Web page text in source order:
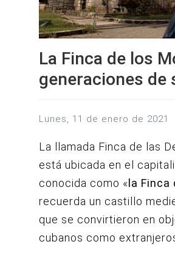
La Finca de los
generaciones de
lunes, 11 de enero de 2021
La llamada Finca de las
está ubicada en el
conocida como « la
recuerda un castillo
que se convirtieron en
cubanos como